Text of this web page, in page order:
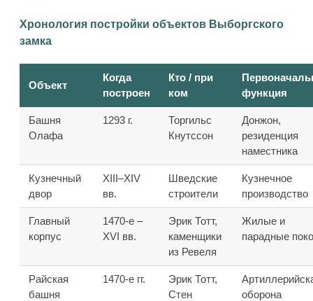
Хронология постройки объектов Выборгского
замка
Объект
Когда
построен
Кто / при
ком
функция
Башня
Олафа
1293 г.
Торгильс
Кнутссон
Донжон,
резиденция
наместника
Кузнечный
двор
XIII–XIV
вв.
Шведские
строители
Кузнечное
производство
Главный
корпус
1470-е –
XVI вв.
Эрик Тотт,
каменщики
из Ревеля
Жилые и
парадные
Райская
башня
1470-е гг.
Эрик Тотт,
Стен
оборона